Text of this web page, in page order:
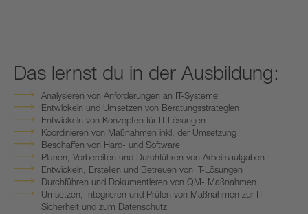
Das lernst du in der Ausbildung:
Analysieren von Anforderungen an IT-Systeme
Entwickeln und Umsetzen von Beratungsstrategien
Entwickeln von Konzepten für IT-Lösungen
Koordinieren von Maßnahmen inkl. der Umsetzung
Beschaffen von Hard- und Software
Planen, Vorbereiten und Durchführen von Arbeitsaufgaben
Entwickeln, Erstellen und Betreuen von IT-Lösungen
Durchführen und Dokumentieren von QM- Maßnahmen
Umsetzen, Integrieren und Prüfen von Maßnahmen zur IT-
Sicherheit und zum Datenschutz